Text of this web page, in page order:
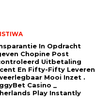
In Opdracht
Chopine Post
Uitbetaling
En Fifty-Fifty Leveren
Mooi Inzet .
Casino _
Play Instantly